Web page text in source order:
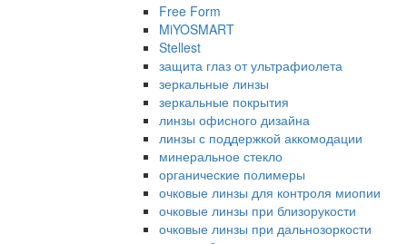
Free Form
MiYOSMART
Stellest
защита глаз от ультрафиолета
зеркальные линзы
зеркальные покрытия
линзы офисного дизайна
линзы с поддержкой аккомодации
минеральное стекло
органические полимеры
очковые линзы для контроля миопии
очковые линзы при близорукости
очковые линзы при дальнозоркости